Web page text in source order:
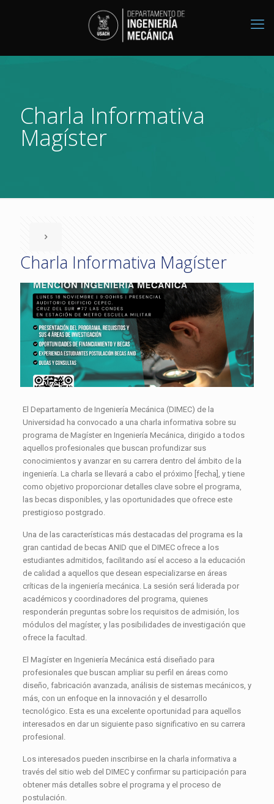
Charla Informativa
Magíster
Charla Informativa Magíster
El Departamento de Ingeniería Mecánica (DIMEC) de la
Universidad ha convocado a una charla informativa sobre su
programa de Magíster en Ingeniería Mecánica, dirigido a todos
aquellos profesionales que buscan profundizar sus
conocimientos y avanzar en su carrera dentro del ámbito de la
ingeniería. La charla se llevará a cabo el próximo [fecha], y tiene
como objetivo proporcionar detalles clave sobre el programa,
las becas disponibles, y las oportunidades que ofrece este
prestigioso postgrado.
Una de las características más destacadas del programa es la
gran cantidad de becas ANID que el DIMEC ofrece a los
estudiantes admitidos, facilitando así el acceso a la educación
de calidad a aquellos que desean especializarse en áreas
críticas de la ingeniería mecánica. La sesión será liderada por
académicos y coordinadores del programa, quienes
responderán preguntas sobre los requisitos de admisión, los
módulos del magíster, y las posibilidades de investigación que
ofrece la facultad.
El Magíster en Ingeniería Mecánica está diseñado para
profesionales que buscan ampliar su perfil en áreas como
diseño, fabricación avanzada, análisis de sistemas mecánicos, y
más, con un enfoque en la innovación y el desarrollo
tecnológico. Esta es una excelente oportunidad para aquellos
interesados en dar un siguiente paso significativo en su carrera
profesional.
Los interesados pueden inscribirse en la charla informativa a
través del sitio web del DIMEC y confirmar su participación para
obtener más detalles sobre el programa y el proceso de
postulación.